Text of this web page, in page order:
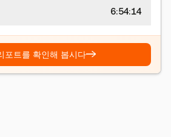
6:54:15
포트를 확인해 봅시다→